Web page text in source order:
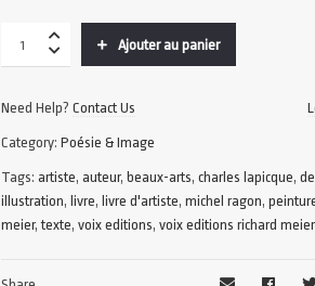
Ajouter au panier
Need Help?Contact Us
Category:Poésie & Image
Tags:artiste,auteur,beaux-arts,charles lapicque,
illustration, livre, livre d'artiste,michel ragon,
meier,texte,voix editions,voix editions richard meier